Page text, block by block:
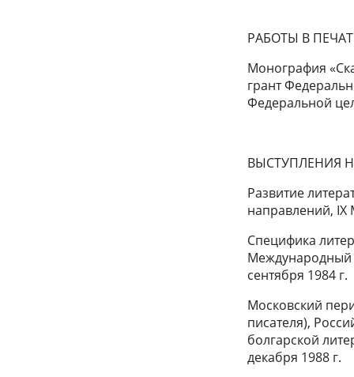
РАБОТЫ В
Монография
грант
Федеральной
ВЫСТУПЛЕНИЯ
Развитие
направлений, IX
Специфика
Международный
сентября 1984 г.
Московский
писателя),
болгарской
декабря 1988 г.